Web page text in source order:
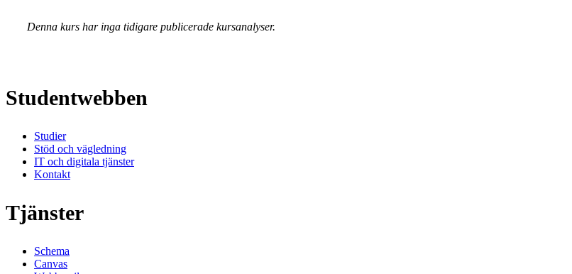
Denna kurs har inga tidigare publicerade kursanalyser.
Studentwebben
Studier
Stöd och vägledning
IT och digitala tjänster
Kontakt
Tjänster
Schema
Canvas